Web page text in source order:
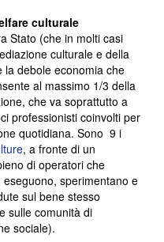
culturale
Stato (che in molti casi
culturale e della
la debole economia che
al massimo 1/3 della
che va soprattutto a
professionisti coinvolti per
quotidiana. Sono 9 i
, a fronte di un
di operatori che
sperimentano e
sul bene stesso
sulle comunità di
sociale).